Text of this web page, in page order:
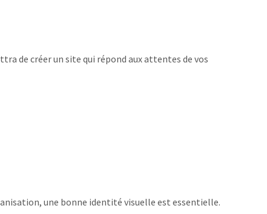
de créer un site qui répond aux attentes de vos
une bonne identité visuelle est essentielle.